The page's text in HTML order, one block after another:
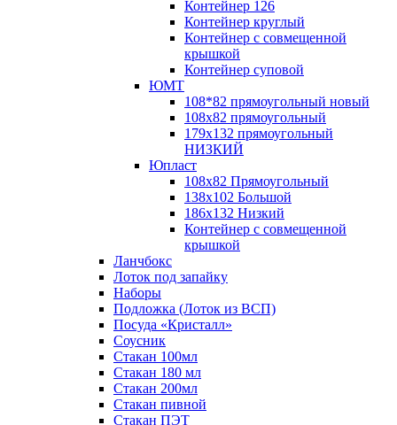
Контейнер 126
Контейнер круглый
Контейнер с совмещенной
крышкой
Контейнер суповой
ЮМТ
108*82 прямоугольный новый
108х82 прямоугольный
179х132 прямоугольный
НИЗКИЙ
Юпласт
108х82 Прямоугольный
138х102 Большой
186х132 Низкий
Контейнер с совмещенной
крышкой
Ланчбокс
Лоток под запайку
Наборы
Подложка (Лоток из ВСП)
Посуда «Кристалл»
Соусник
Стакан 100мл
Стакан 180 мл
Стакан 200мл
Стакан пивной
Стакан ПЭТ